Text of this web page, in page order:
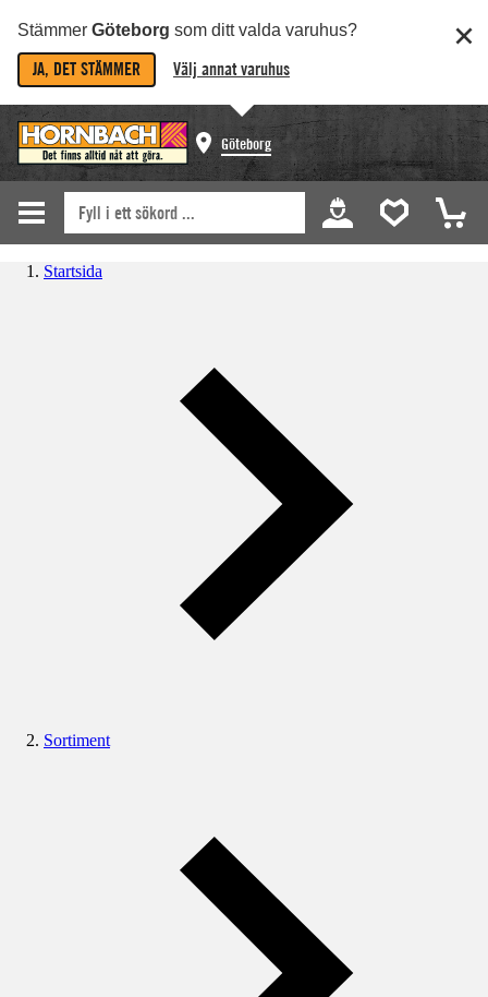
Stämmer Göteborg som ditt valda varuhus?
JA, DET STÄMMER Välj annat varuhus
Göteborg
Startsida
Sortiment